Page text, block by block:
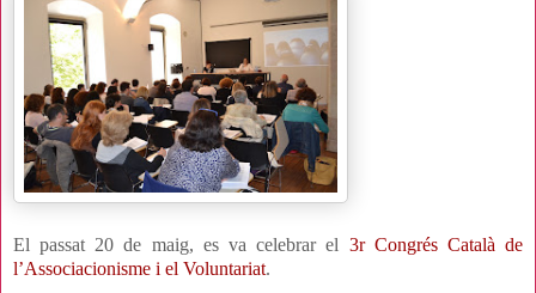
El passat 20 de maig, es va celebrar el 3r Congrés Català de
l’Associacionisme i el Voluntariat.